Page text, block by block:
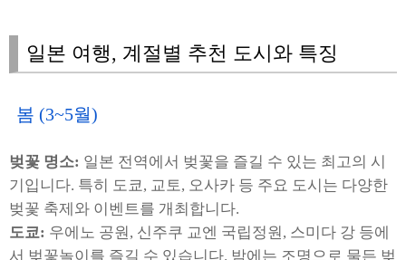
일본 여행, 계절별 추천 도시와 특징
봄 (3~5월)
벚꽃 명소: 일본 전역에서 벚꽃을 즐길 수 있는 최고의 시
기입니다. 특히 도쿄, 교토, 오사카 등 주요 도시는 다양한
벚꽃 축제와 이벤트를 개최합니다.
도쿄: 우에노 공원, 신주쿠 교엔 국립정원, 스미다 강 등에
서 벚꽃놀이를 즐길 수 있습니다. 밤에는 조명으로 물든 벚